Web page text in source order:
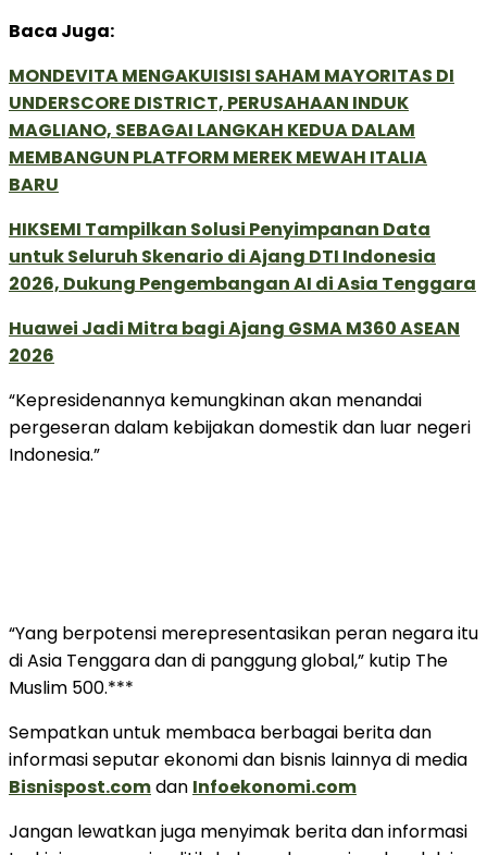
Baca Juga:
MONDEVITA MENGAKUISISI SAHAM MAYORITAS DI
UNDERSCORE DISTRICT, PERUSAHAAN INDUK
MAGLIANO, SEBAGAI LANGKAH KEDUA DALAM
MEMBANGUN PLATFORM MEREK MEWAH ITALIA
BARU
HIKSEMI Tampilkan Solusi Penyimpanan Data
untuk Seluruh Skenario di Ajang DTI Indonesia
2026, Dukung Pengembangan AI di Asia Tenggara
Huawei Jadi Mitra bagi Ajang GSMA M360 ASEAN
2026
“Kepresidenannya kemungkinan akan menandai
pergeseran dalam kebijakan domestik dan luar negeri
Indonesia.”
“Yang berpotensi merepresentasikan peran negara itu
di Asia Tenggara dan di panggung global,” kutip The
Muslim 500.***
Sempatkan untuk membaca berbagai berita dan
informasi seputar ekonomi dan bisnis lainnya di media
Bisnispost.comdan Infoekonomi.com
Jangan lewatkan juga menyimak berita dan informasi